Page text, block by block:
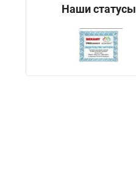
Наши статусы